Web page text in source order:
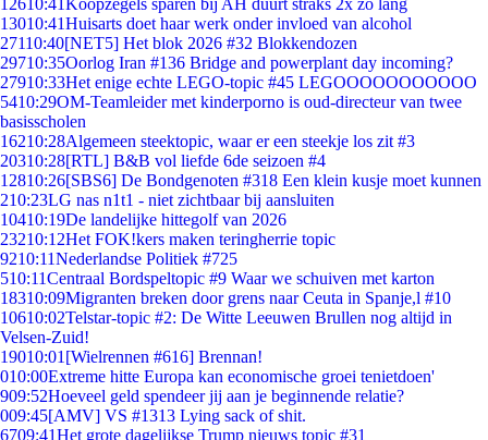
12610:41Koopzegels sparen bij AH duurt straks 2x zo lang
13010:41Huisarts doet haar werk onder invloed van alcohol
27110:40[NET5] Het blok 2026 #32 Blokkendozen
29710:35Oorlog Iran #136 Bridge and powerplant day incoming?
27910:33Het enige echte LEGO-topic #45 LEGOOOOOOOOOOO
5410:29OM-Teamleider met kinderporno is oud-directeur van twee
basisscholen
16210:28Algemeen steektopic, waar er een steekje los zit #3
20310:28[RTL] B&B vol liefde 6de seizoen #4
12810:26[SBS6] De Bondgenoten #318 Een klein kusje moet kunnen
210:23LG nas n1t1 - niet zichtbaar bij aansluiten
10410:19De landelijke hittegolf van 2026
23210:12Het FOK!kers maken teringherrie topic
9210:11Nederlandse Politiek #725
510:11Centraal Bordspeltopic #9 Waar we schuiven met karton
18310:09Migranten breken door grens naar Ceuta in Spanje,l #10
10610:02Telstar-topic #2: De Witte Leeuwen Brullen nog altijd in
Velsen-Zuid!
19010:01 [Wielrennen #616] Brennan!
010:00Extreme hitte Europa kan economische groei tenietdoen'
909:52Hoeveel geld spendeer jij aan je beginnende relatie?
009:45[AMV] VS #1313 Lying sack of shit.
6709:41Het grote dagelijkse Trump nieuws topic #31